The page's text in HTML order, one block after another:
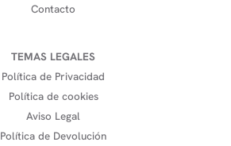
Contacto
TEMAS LEGALES
Política de Privacidad
Política de cookies
Aviso Legal
Política de Devolución